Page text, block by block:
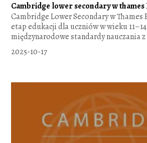
Cambridge lower secondary w
Cambridge Lower Secondary w
etap edukacji dla uczniów w wieku
międzynarodowe standardy nauczania
2025-10-17